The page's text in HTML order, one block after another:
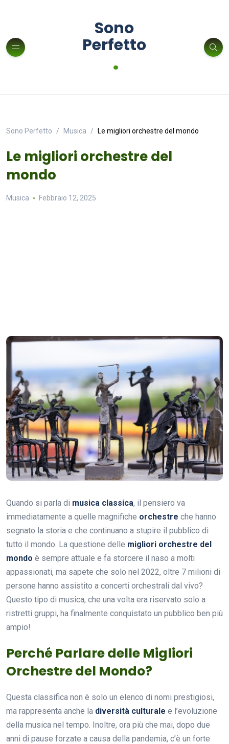
Sono
Perfetto
.
Sono Perfetto Musica Le migliori orchestre del mondo
Le migliori orchestre del
mondo
Musica Febbraio 12, 2025
Quando si parla di musica classica, il pensiero va
immediatamente a quelle magnifiche orchestre che hanno
segnato la storia e che continuano a stupire il pubblico di
tutto il mondo. La questione delle migliori orchestre del
mondo è sempre attuale e fa storcere il naso a molti
appassionati, ma sapete che solo nel 2022, oltre 7 milioni di
persone hanno assistito a concerti orchestrali dal vivo?
Questo tipo di musica, che una volta era riservato solo a
ristretti gruppi, ha finalmente conquistato un pubblico ben più
ampio!
Perché Parlare delle Migliori
Orchestre del Mondo?
Questa classifica non è solo un elenco di nomi prestigiosi,
ma rappresenta anche la diversità culturale e l’evoluzione
della musica nel tempo. Inoltre, ora più che mai, dopo due
anni di pause forzate a causa della pandemia, c’è un forte